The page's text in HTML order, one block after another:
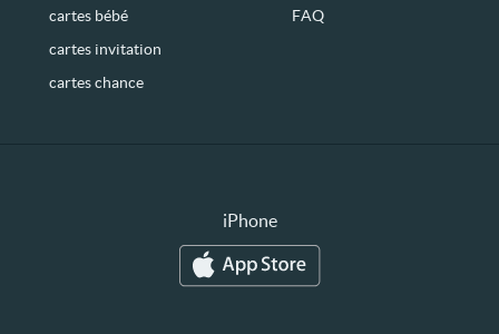
cartes bébé
cartes invitation
cartes chance
FAQ
iPhone